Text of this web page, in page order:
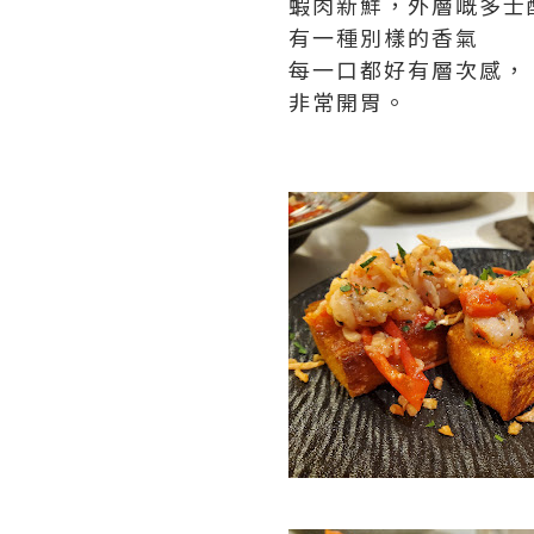
有一種別樣的香氣
每一口都好有層次感，
非常開胃。